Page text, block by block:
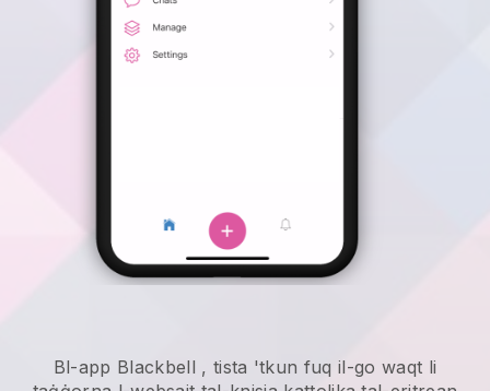
Bl-app Blackbell , tista 'tkun fuq il-go waqt li